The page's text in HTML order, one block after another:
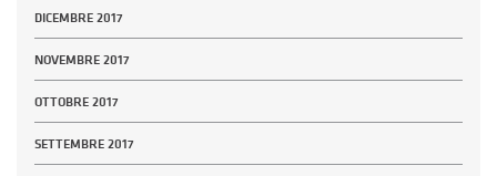
DICEMBRE 2017
NOVEMBRE 2017
OTTOBRE 2017
SETTEMBRE 2017